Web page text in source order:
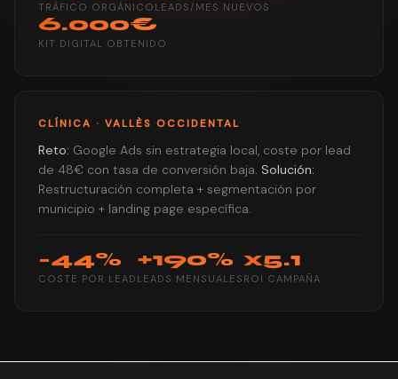
TRÁFICO ORGÁNICO LEADS/MES NUEVOS
6.000€
KIT DIGITAL OBTENIDO
CLÍNICA · VALLÈS OCCIDENTAL
Reto: Google Ads sin estrategia local, coste por lead
de 48€ con tasa de conversión baja. Solución:
Restructuración completa + segmentación por
municipio + landing page específica.
-44%
COSTE POR LEAD
+190%
LEADS MENSUALES
x5.1
ROI CAMPAÑA